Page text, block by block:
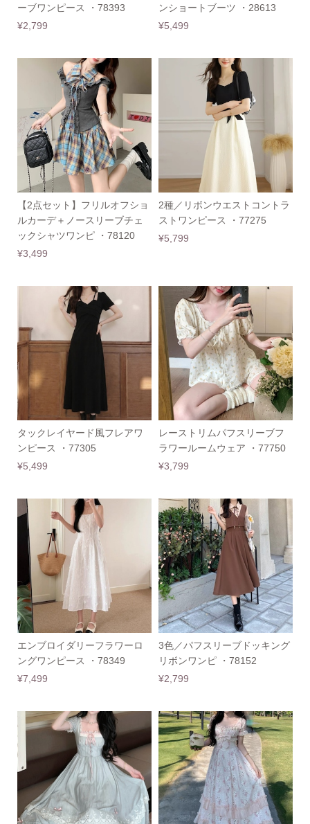
ーブワンピース ・78393
¥2,799
ンショートブーツ ・28613
¥5,499
【2点セット】フリルオフショ
ルカーデ＋ノースリーブチェ
ックシャツワンピ ・78120
¥3,499
2種／リボンウエストコントラ
ストワンピース ・77275
¥5,799
タックレイヤード風フレアワ
ンピース ・77305
¥5,499
レーストリムパフスリーブフ
ラワールームウェア ・77750
¥3,799
エンブロイダリーフラワーロ
ングワンピース ・78349
¥7,499
3色／パフスリーブドッキング
リボンワンピ ・78152
¥2,799